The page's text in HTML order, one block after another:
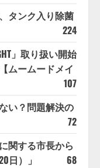
タンク入り除菌
224
」取り扱い開始
ムームードメイ
107
い？問題解決の
72
関する市長から
日）」
68